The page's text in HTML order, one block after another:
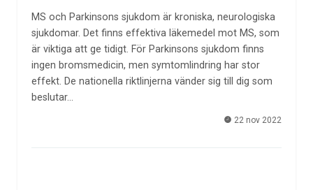
MS och Parkinsons sjukdom är kroniska, neurologiska
sjukdomar. Det finns effektiva läkemedel mot MS, som
är viktiga att ge tidigt. För Parkinsons sjukdom finns
ingen bromsmedicin, men symtomlindring har stor
effekt. De nationella riktlinjerna vänder sig till dig som
beslutar…
22 nov 2022